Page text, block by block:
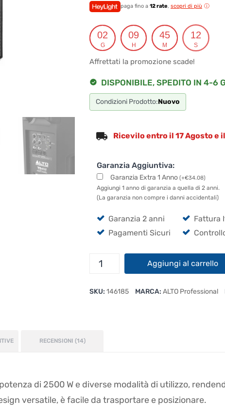
era:
attuale
è:
paga fino a 12 rate, scopri di più
02
G
09
H
45
M
12
S
Affrettati la promozione scade!
DISPONIBILE, SPEDITO IN 4-6
Condizioni Prodotto:Nuovo
Ricevilo entro il 17 Agosto e
Garanzia Aggiuntiva:
Garanzia Extra 1 Anno (+€34.08)
Aggiungi 1 anno di garanzia a quella di 2 anni.
(La garanzia non compre i danni accidentali)
Garanzia 2 anni
Fattura
Pagamenti Sicuri
Alto
Aggiungi al carrello
SKU: 146185 MARCA: ALTO Professional
RECENSIONI (14)
di 2500 W e diverse modalità di utilizzo,
versatile, è facile da trasportare e posizionare.